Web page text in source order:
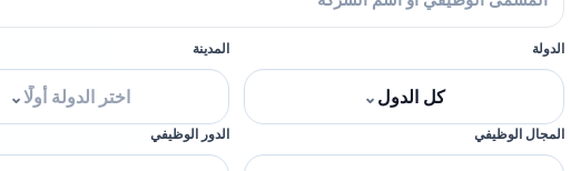
الدولة
كل الدول ⌄
المدينة
اختر الدولة أولًا⌄
المجال الوظيفي الدور الوظيفي